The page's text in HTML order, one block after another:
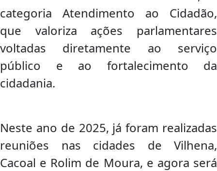
categoria Atendimento ao Cidadão,
que valoriza ações parlamentares
voltadas diretamente ao serviço
público e ao fortalecimento da
cidadania.
Neste ano de 2025, já foram realizadas
reuniões nas cidades de Vilhena,
Cacoal e Rolim de Moura, e agora será